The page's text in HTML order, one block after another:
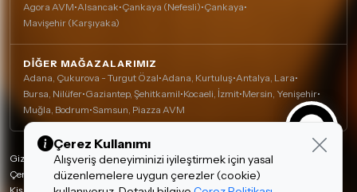
Agora AVM•Alsancak•Çankaya (Nefesli)•Çankaya•
Mavişehir (Karşıyaka)
DIĞER MAĞAZALARIMIZ
Adana, Çukurova - Turgut Özal•Adana, Kurtuluş•Antalya, Lara•
Bursa, Nilüfer•Gaziantep, Şehitkamil•Kocaeli, İzmit•Mersin, Yenişehir•
Muğla, Bodrum•Samsun, Piazza AVM
Gizlilik Politikası
Çerez Politikası
Çerez Kullanımı
Alışveriş deneyiminizi iyileştirmek için yasal
düzenlemelere uygun çerezler (cookie)